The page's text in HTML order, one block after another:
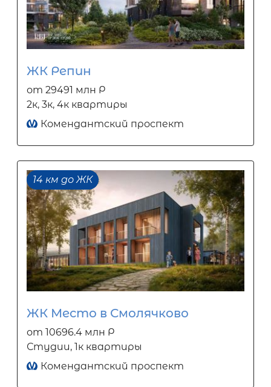
ЖК Репин
от 29491 млн Р
2к, 3к, 4к квартиры
Комендантский проспект
14 км до ЖК
ЖК Место в Смолячково
от 10696.4 млн Р
Студии, 1к квартиры
Комендантский проспект